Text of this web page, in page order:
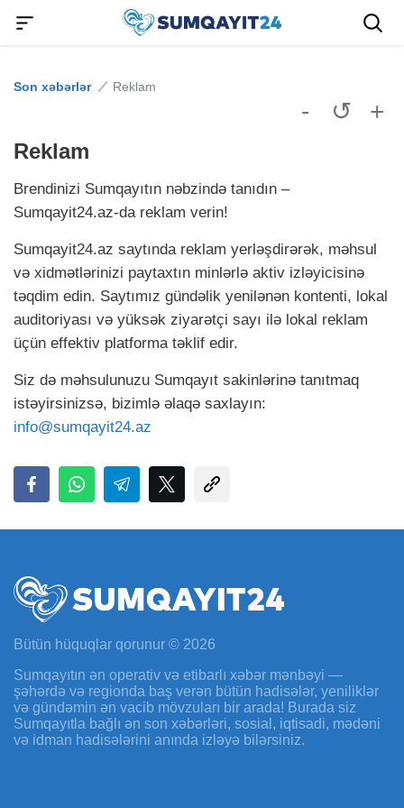
Son xəbərlər Reklam
- ↺ +
Reklam
Brendinizi Sumqayıtın nəbzində tanıdın –
Sumqayit24.az-da reklam verin!
Sumqayit24.az saytında reklam yerləşdirərək, məhsul
və xidmətlərinizi paytaxtın minlərlə aktiv izləyicisinə
təqdim edin. Saytımız gündəlik yenilənən kontenti, lokal
auditoriyası və yüksək ziyarətçi sayı ilə lokal reklam
üçün effektiv platforma təklif edir.
Siz də məhsulunuzu Sumqayıt sakinlərinə tanıtmaq
istəyirsinizsə, bizimlə əlaqə saxlayın:
info@sumqayit24.az
Bütün hüquqlar qorunur © 2026
Sumqayıtın ən operativ və etibarlı xəbər mənbəyi —
şəhərdə və regionda baş verən bütün hadisələr, yeniliklər
və gündəmin ən vacib mövzuları bir arada! Burada siz
Sumqayıtla bağlı ən son xəbərləri, sosial, iqtisadi, mədəni
və idman hadisələrini anında izləyə bilərsiniz.